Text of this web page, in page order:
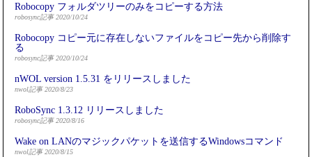
Robocopy フォルダツリーのみをコピーする方法
robosync記事 2020/10/24
Robocopy コピー元に存在しないファイルをコピー先から削除す
る
robosync記事 2020/10/24
nWOL version 1.5.31 をリリースしました
nwol記事 2020/8/23
RoboSync 1.3.12 リリースしました
robosync記事 2020/8/16
Wake on LANのマジックパケットを送信するWindowsコマンド
nwol記事 2020/8/15